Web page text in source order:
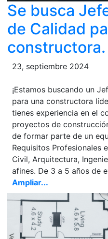
Se busca
de Calidad
constructora.
23, septiembre 2024
¡Estamos buscando un
para una constructora
tienes experiencia en el
proyectos de
de formar parte de un
Requisitos Profesionales
Civil, Arquitectura,
afines. De 3 a 5 años de
Ampliar...